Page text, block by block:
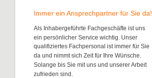
Immer ein Ansprechpartner für Sie da!
Als Inhabergeführte Fachgeschäfte ist uns
ein persönlicher Service wichtig. Unser
qualifiziertes Fachpersonal ist immer für Sie
da und nimmt sich Zeit für Ihre Wünsche.
Solange bis Sie mit uns und unserer Arbeit
zufrieden sind.